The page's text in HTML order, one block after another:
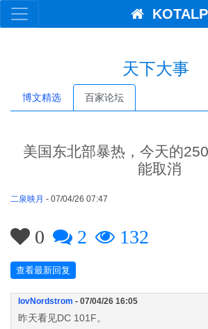
天下大事
博文精选 百家论坛
美国东北部暴热，今天的
能取消
二泉映月 - 07/04/26 07:47
0 2 132
查看最新回复
lovNordstrom - 07/04/26 16:05
昨天看见DC 101F。